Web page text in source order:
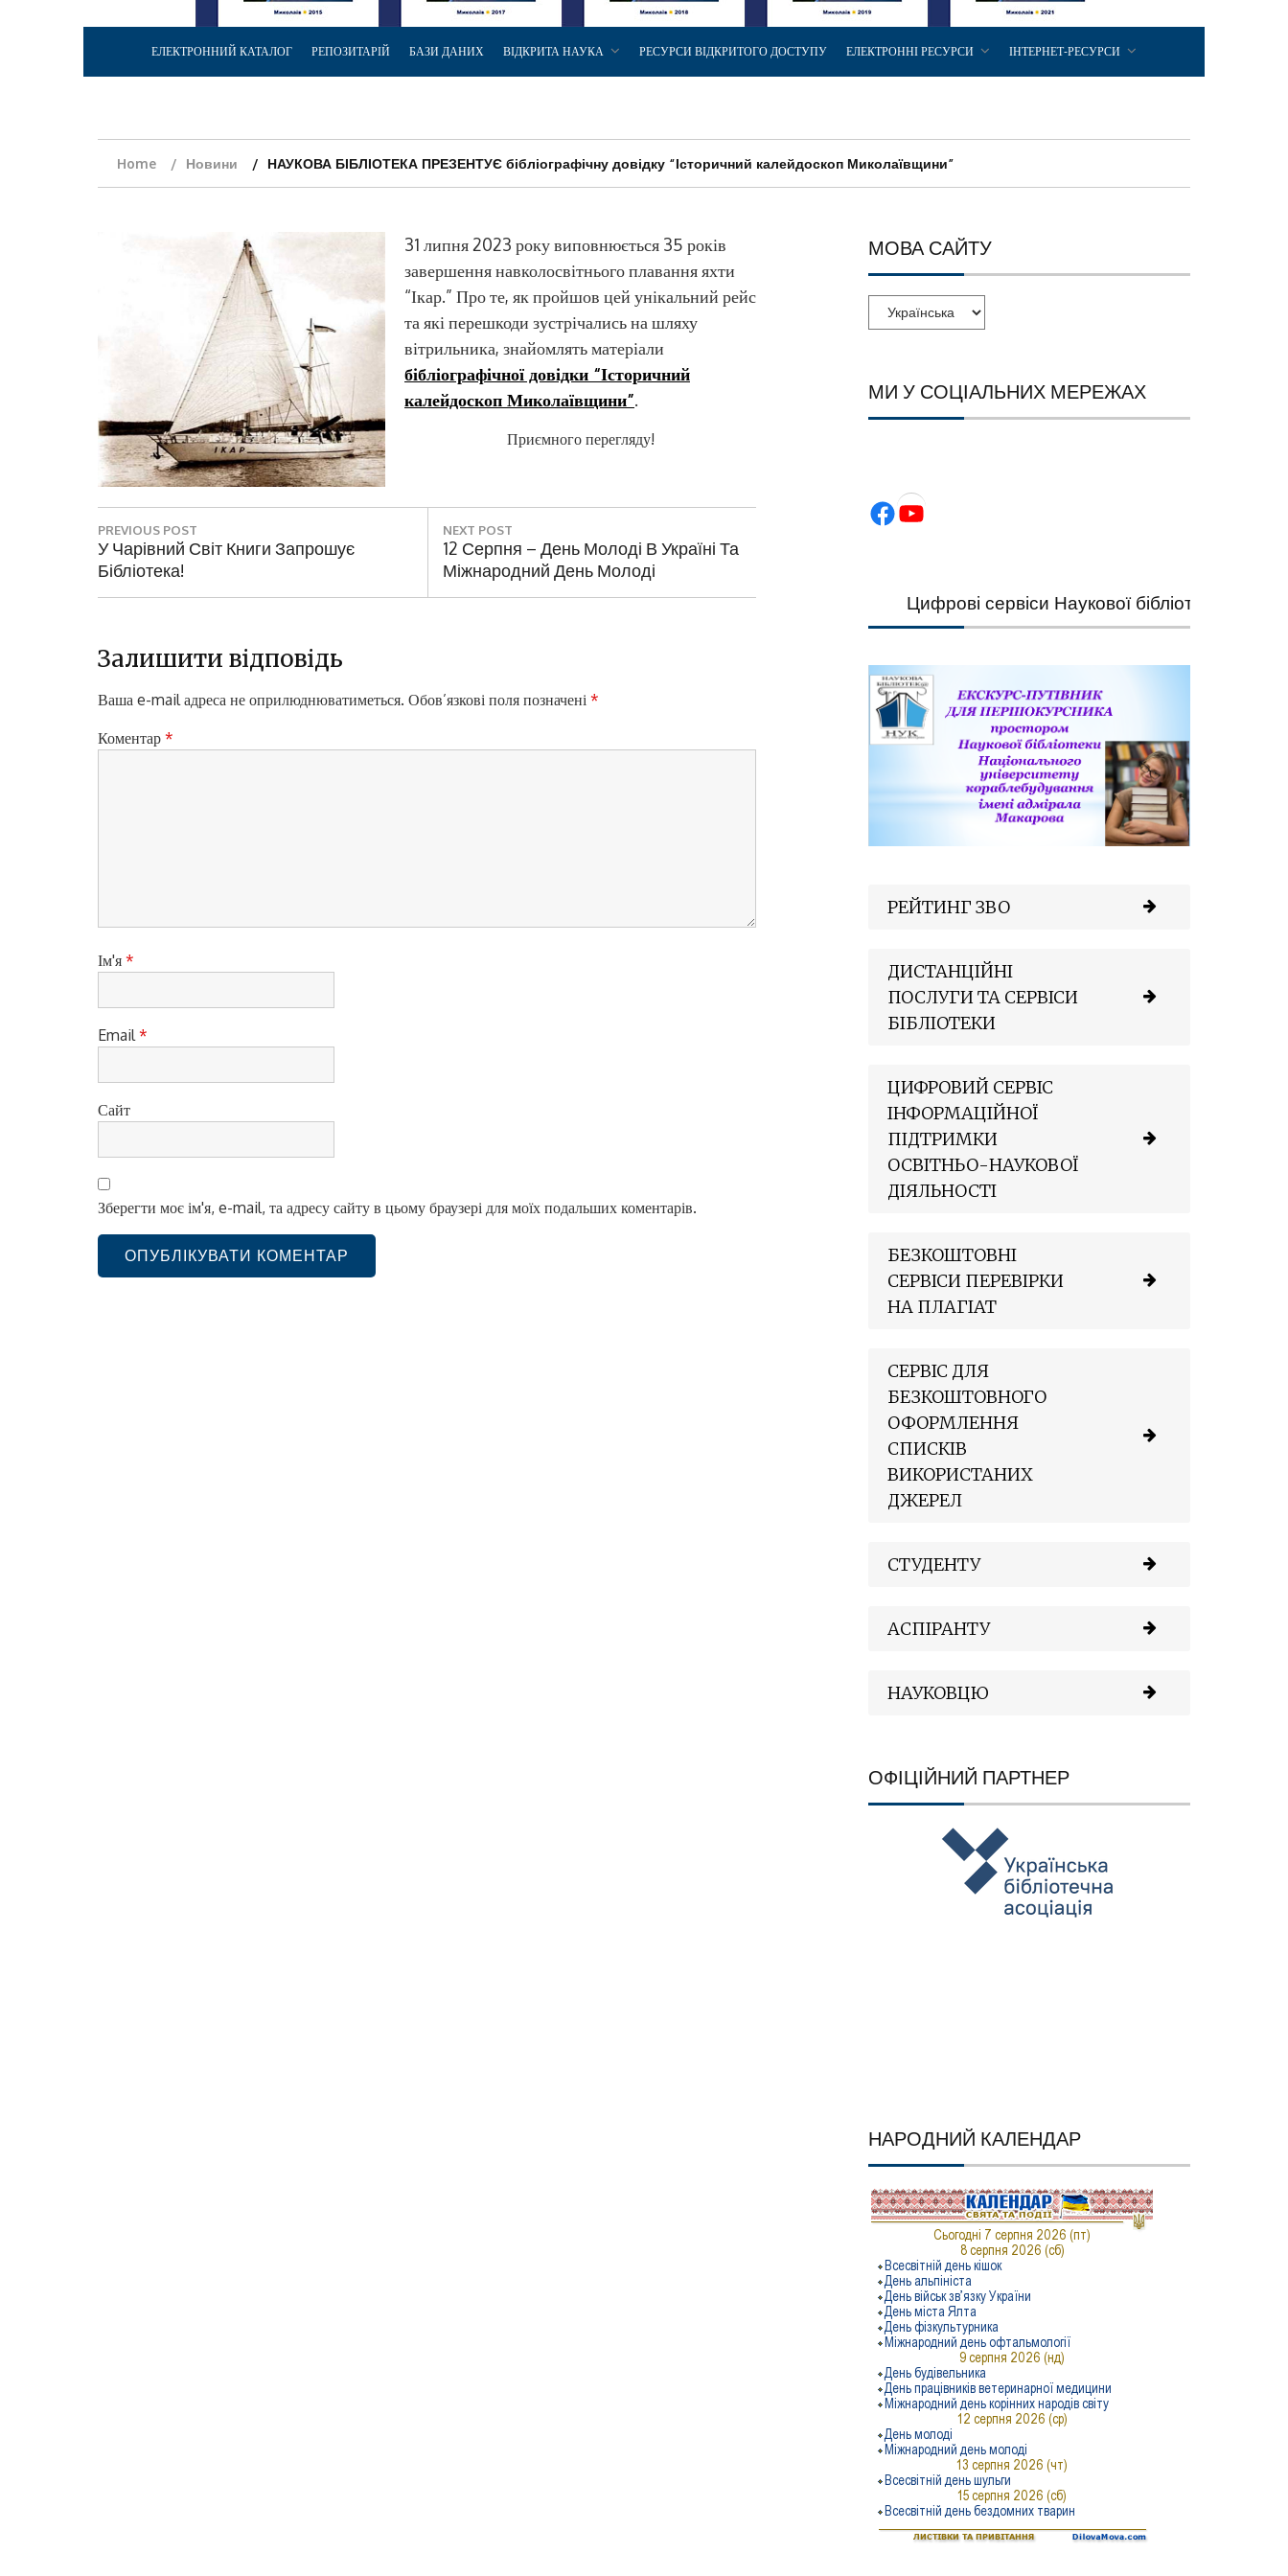
ЕЛЕКТРОННИЙ КАТАЛОГ РЕПОЗИТАРІЙ БАЗИ ДАНИХ ВІДКРИТА НАУКА РЕСУРСИ ВІДКРИТОГО ДОСТУПУ ЕЛЕКТРОННІ РЕСУРСИ ІНТЕРНЕТ-РЕСУРСИ
Home Новини НАУКОВА БІБЛІОТЕКА ПРЕЗЕНТУЄ бібліографічну довідку “Історичний калейдоскоп Миколаївщини”
31 липня 2023 року виповнюється 35 років
завершення навколосвітнього плавання яхти
“Ікар.” Про те, як пройшов цей унікальний рейс
та які перешкоди зустрічались на шляху
вітрильника, знайомлять матеріали
бібліографічної довідки “Історичний
калейдоскоп Миколаївщини”.
Приємного перегляду!
Н
а
в
г
ц
і
с
і
PREVIOUS POST
P
R
O
U
S
O
У Чарівний Світ Книги Запрошує
Бібліотека!
NEXT POST
N
E
T
12 Серпня – День Молоді В Україні Та
Міжнародний День Молоді
Залишити відповідь
Ваша e-mail адреса не оприлюднюватиметься. Обов’язкові поля позначені *
Коментар *
Ім'я *
Email*
Сайт
Зберегти моє ім'я, e-mail, та адресу сайту в цьому браузері для моїх подальших коментарів.
МОВА САЙТУ
МИ У СОЦІАЛЬНИХ МЕРЕЖАХ
Facebook YouTube
Цифрові сервіси Наукової бібліотеки НУК —
РЕЙТИНГ ЗВО
ДИСТАНЦІЙНІ
ПОСЛУГИ ТА СЕРВІСИ
БІБЛІОТЕКИ
ЦИФРОВИЙ СЕРВІС
ІНФОРМАЦІЙНОЇ
ПІДТРИМКИ
ОСВІТНЬО-НАУКОВОЇ
ДІЯЛЬНОСТІ
БЕЗКОШТОВНІ
СЕРВІСИ ПЕРЕВІРКИ
НА ПЛАГІАТ
СЕРВІС ДЛЯ
БЕЗКОШТОВНОГО
ОФОРМЛЕННЯ
СПИСКІВ
ВИКОРИСТАНИХ
ДЖЕРЕЛ
СТУДЕНТУ
АСПІРАНТУ
НАУКОВЦЮ
ОФІЦІЙНИЙ ПАРТНЕР
НАРОДНИЙ КАЛЕНДАР